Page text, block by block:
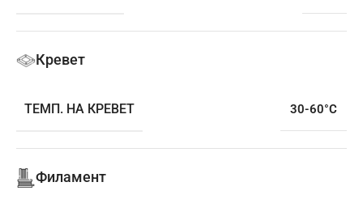
Кревет
ТЕМП. НА КРЕВЕТ 30-60°C
Филамент